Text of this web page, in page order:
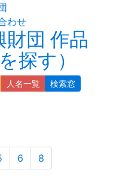
わせ
財団 作品
探す）
人名一覧 検索窓
6 8